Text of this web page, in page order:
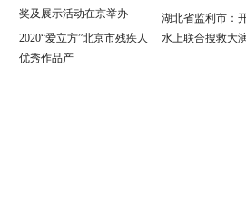
2020“爱立方”北京市残疾人
优秀作品产
湖北省监利市：
水上联合搜救大